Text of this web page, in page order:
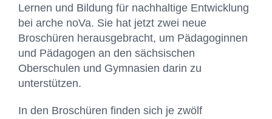
Lernen und Bildung für nachhaltige Entwicklung
bei arche noVa. Sie hat jetzt zwei neue
Broschüren herausgebracht, um Pädagoginnen
und Pädagogen an den sächsischen
Oberschulen und Gymnasien darin zu
unterstützen.
In den Broschüren finden sich je zwölf